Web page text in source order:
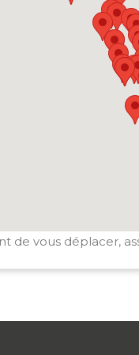
de vous déplacer,